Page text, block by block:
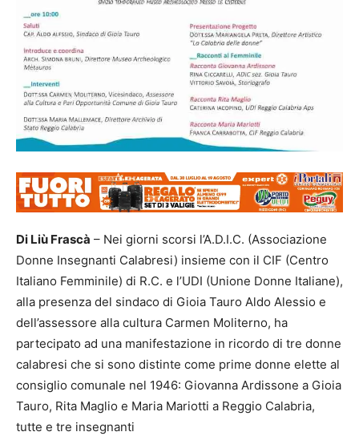
Di Liù Frascà – Nei giorni scorsi l’A.D.I.C. (Associazione
Donne Insegnanti Calabresi) insieme con il CIF (Centro
Italiano Femminile) di R.C. e l’UDI (Unione Donne Italiane),
alla presenza del sindaco di Gioia Tauro Aldo Alessio e
dell’assessore alla cultura Carmen Moliterno, ha
partecipato ad una manifestazione in ricordo di tre donne
calabresi che si sono distinte come prime donne elette al
consiglio comunale nel 1946: Giovanna Ardissone a Gioia
Tauro, Rita Maglio e Maria Mariotti a Reggio Calabria,
tutte e tre insegnanti